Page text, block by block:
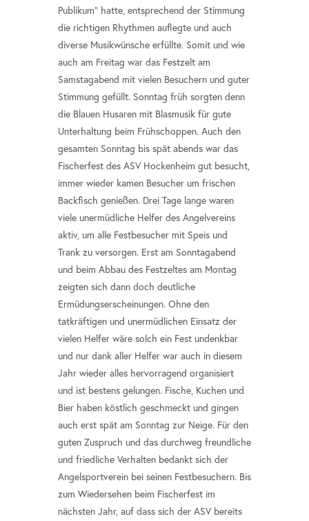
Publikum" hatte, entsprechend der Stimmung
die richtigen Rhythmen auflegte und auch
diverse Musikwünsche erfüllte. Somit und wie
auch am Freitag war das Festzelt am
Samstagabend mit vielen Besuchern und guter
Stimmung gefüllt. Sonntag früh sorgten denn
die Blauen Husaren mit Blasmusik für gute
Unterhaltung beim Frühschoppen. Auch den
gesamten Sonntag bis spät abends war das
Fischerfest des ASV Hockenheim gut besucht,
immer wieder kamen Besucher um frischen
Backfisch genießen. Drei Tage lange waren
viele unermüdliche Helfer des Angelvereins
aktiv, um alle Festbesucher mit Speis und
Trank zu versorgen. Erst am Sonntagabend
und beim Abbau des Festzeltes am Montag
zeigten sich dann doch deutliche
Ermüdungserscheinungen. Ohne den
tatkräftigen und unermüdlichen Einsatz der
vielen Helfer wäre solch ein Fest undenkbar
und nur dank aller Helfer war auch in diesem
Jahr wieder alles hervorragend organisiert
und ist bestens gelungen. Fische, Kuchen und
Bier haben köstlich geschmeckt und gingen
auch erst spät am Sonntag zur Neige. Für den
guten Zuspruch und das durchweg freundliche
und friedliche Verhalten bedankt sich der
Angelsportverein bei seinen Festbesuchern. Bis
zum Wiedersehen beim Fischerfest im
nächsten Jahr, auf dass sich der ASV bereits